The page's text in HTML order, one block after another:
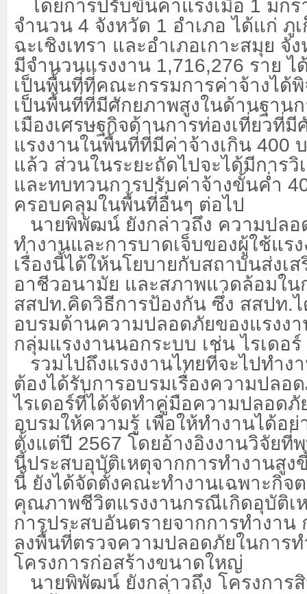
โดยการปรับขึ้นค่าแรงเมื่อ 1 มกร
จำนวน 4 จังหวัด 1 อำเภอ ได้แก่ ภู
ฉะเชิงเทรา และอำเภอเกาะสมุย จั
มีจำนวนแรงงาน 1,716,276 ราย
เป็นพื้นที่ที่คณะกรรมการค่าจ้างได้
เป็นพื้นที่ที่มีศักยภาพสูงในด้านฐาน
เมืองเศรษฐกิจด้านการท่องเที่ยวที่
แรงงานในพื้นที่ที่มีค่าจ้างเกิน 400
แล้ว ส่วนในระยะถัดไปจะได้มีการวิ
และทบทวนการปรับค่าจ้างขั้นค่ำ
ครอบคลุมในพื้นที่อื่นๆ ต่อไป
นายพิพัฒน์ ยังกล่าวถึง ความปลอ
ทำงานและการบาดเจ็บของผู้ใช้แร
เรื่องนี้ได้ให้นโยบายกับสถาบันส่งเ
อาชีวอนามัย และสภาพแวดล้อมใน
สสปท.คิดวิธีการป้องกัน ซึ่ง สสปท.
อบรมด้านความปลอดภัยของแรงงา
กลุ่มแรงงานนอกระบบ เช่น ไรเดอ
รวมไปถึงแรงงานไทยที่จะไปทำง
ต้องได้รับการอบรมเรื่องความปลอ
ไรเดอร์ที่ได้จัดทำคู่มือความปลอดภั
อบรมให้ความรู้ เพื่อให้ทำงานได้อ
ตั้งแต่ปี 2567 โดยอ้างอิงงานวิจัยที่
นี้ประสบอุบัติเหตุจากการทำงานสูง
นี้ ยังได้จัดตั้งคณะทำงานเฉพาะกิจ
คุณภาพชีวิตแรงงานกรณีเกิดอุบัติเ
การประสบอันตรายจากการทำงาน
ลงพื้นที่ตรวจความปลอดภัยในการ
โครงการก่อสร้างขนาดใหญ่
นายพิพัฒน์ ยังกล่าวถึง โครงการสิ